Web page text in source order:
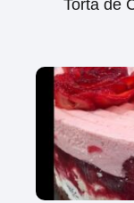
Torta de